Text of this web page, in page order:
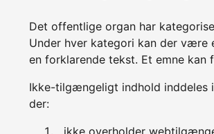
Det offentlige organ har
Under hver kategori kan der være
en forklarende tekst. Et emne
Ikke-tilgængeligt indhold inddeles
der:
ikke overholder